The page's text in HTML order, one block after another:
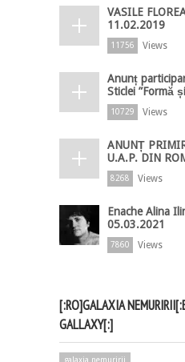
VASILE
11.02.2019
11756 Views
Anunț
Sticlei ”Formă
10729 Views
ANUNȚ
U.A.P. DIN
8268 Views
Enache Alina
05.03.2021
7860 Views
[:RO]GALAXIA
GALLAXY[:]
galaxia nemuririi